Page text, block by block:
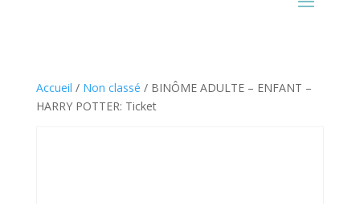
Accueil / Non classé / BINÔME ADULTE – ENFANT –
HARRY POTTER: Ticket